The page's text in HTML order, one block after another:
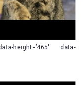
height=’465′ data-